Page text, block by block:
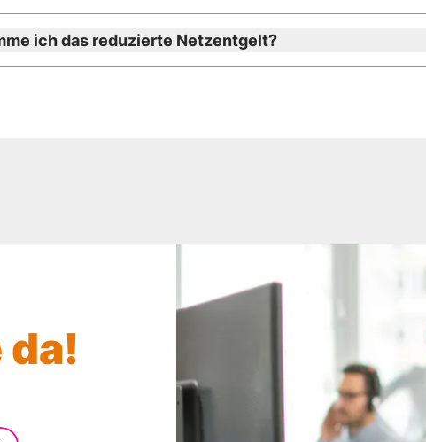
ich das reduzierte Netzentgelt?